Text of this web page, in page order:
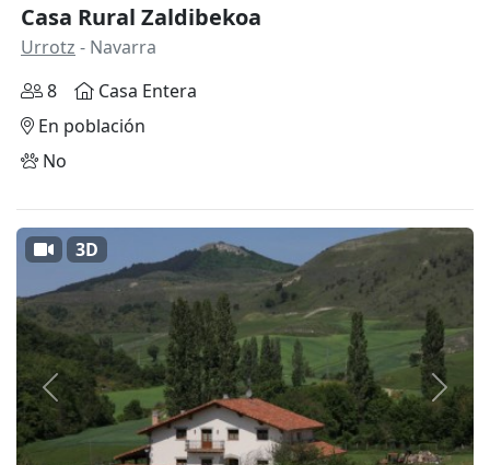
Casa Rural Zaldibekoa
Urrotz - Navarra
8
Casa Entera
En población
No
Anterior
3D